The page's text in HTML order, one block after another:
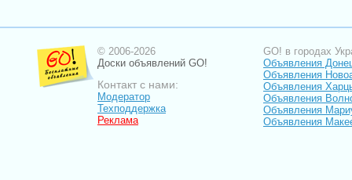
© 2006-2026
Доски объявлений GO!
Контакт с нами:
Модератор
Техподдержка
Реклама
GO! в городах
Объявления
Объявления
Объявления
Объявления
Объявления
Объявления